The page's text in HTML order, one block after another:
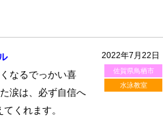
2022年7月22日
佐賀県鳥栖市
水泳教室
なるでっかい喜
涙は、必ず自信へ
くれます。